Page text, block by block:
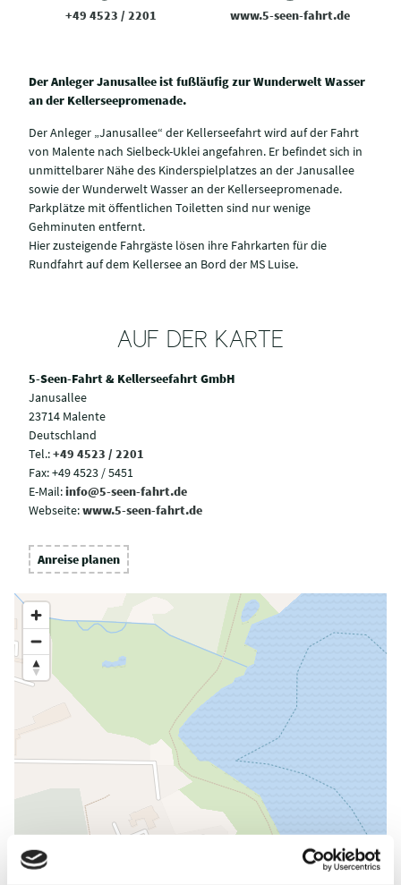
+49 4523 / 2201 www.5-seen-fahrt.de
Der Anleger Janusallee ist fußläufig zur Wunderwelt Wasser
an der Kellerseepromenade.
Der Anleger „Janusallee“ der Kellerseefahrt wird auf der Fahrt
von Malente nach Sielbeck-Uklei angefahren. Er befindet sich in
unmittelbarer Nähe des Kinderspielplatzes an der Janusallee
sowie der Wunderwelt Wasser an der Kellerseepromenade.
Parkplätze mit öffentlichen Toiletten sind nur wenige
Gehminuten entfernt.
Hier zusteigende Fahrgäste lösen ihre Fahrkarten für die
Rundfahrt auf dem Kellersee an Bord der MS Luise.
AUF DER KARTE
5-Seen-Fahrt & Kellerseefahrt GmbH
Janusallee
23714 Malente
Deutschland
Tel.:+49 4523 / 2201
Fax:+49 4523 / 5451
E-Mail:info@5-seen-fahrt.de
Webseite:www.5-seen-fahrt.de
Anreise planen